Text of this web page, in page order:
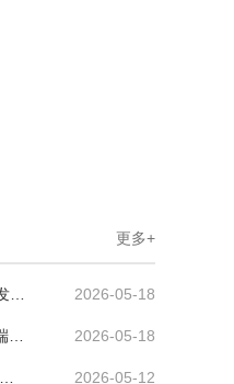
更多+
《新能源电池正负极超细粉体智能无尘包装成套装备市场全景洞察及发展趋势调研报告》 2026-05-18
《国际AI全域智能水下立体清洁机器人销售收入与销量逐年增长，高端化、智能化趋势明显》 2026-05-18
《5G毫米波射频前端LCP高频柔性电路板中国市场全景调研与前景展望》 2026-05-12